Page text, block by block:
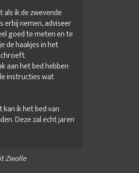
als ik de zwevende
erbij nemen, adviseer
goed te meten en te
de haakjes in het
aan het bed hebben
instructies wat
ik het bed van
Deze zal echt jaren
Zwolle